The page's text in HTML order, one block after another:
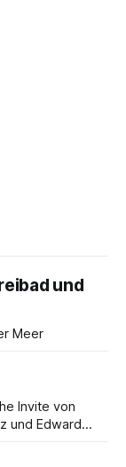
und
Meer
Invite von
und Edward